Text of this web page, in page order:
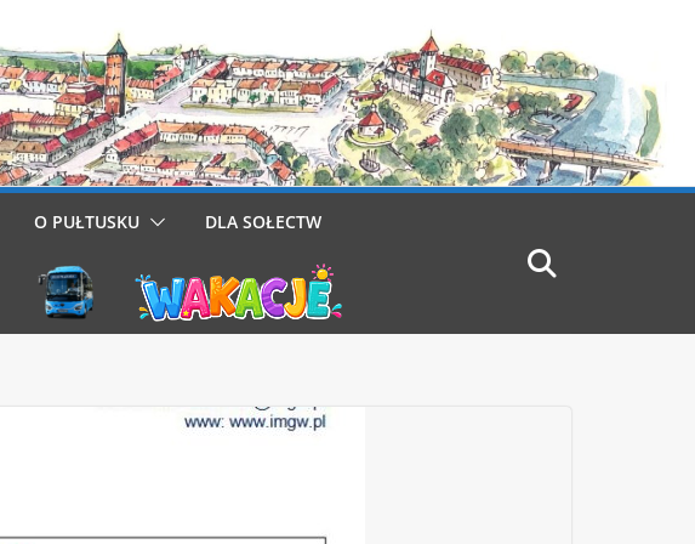
O PUŁTUSKU DLA SOŁECTW